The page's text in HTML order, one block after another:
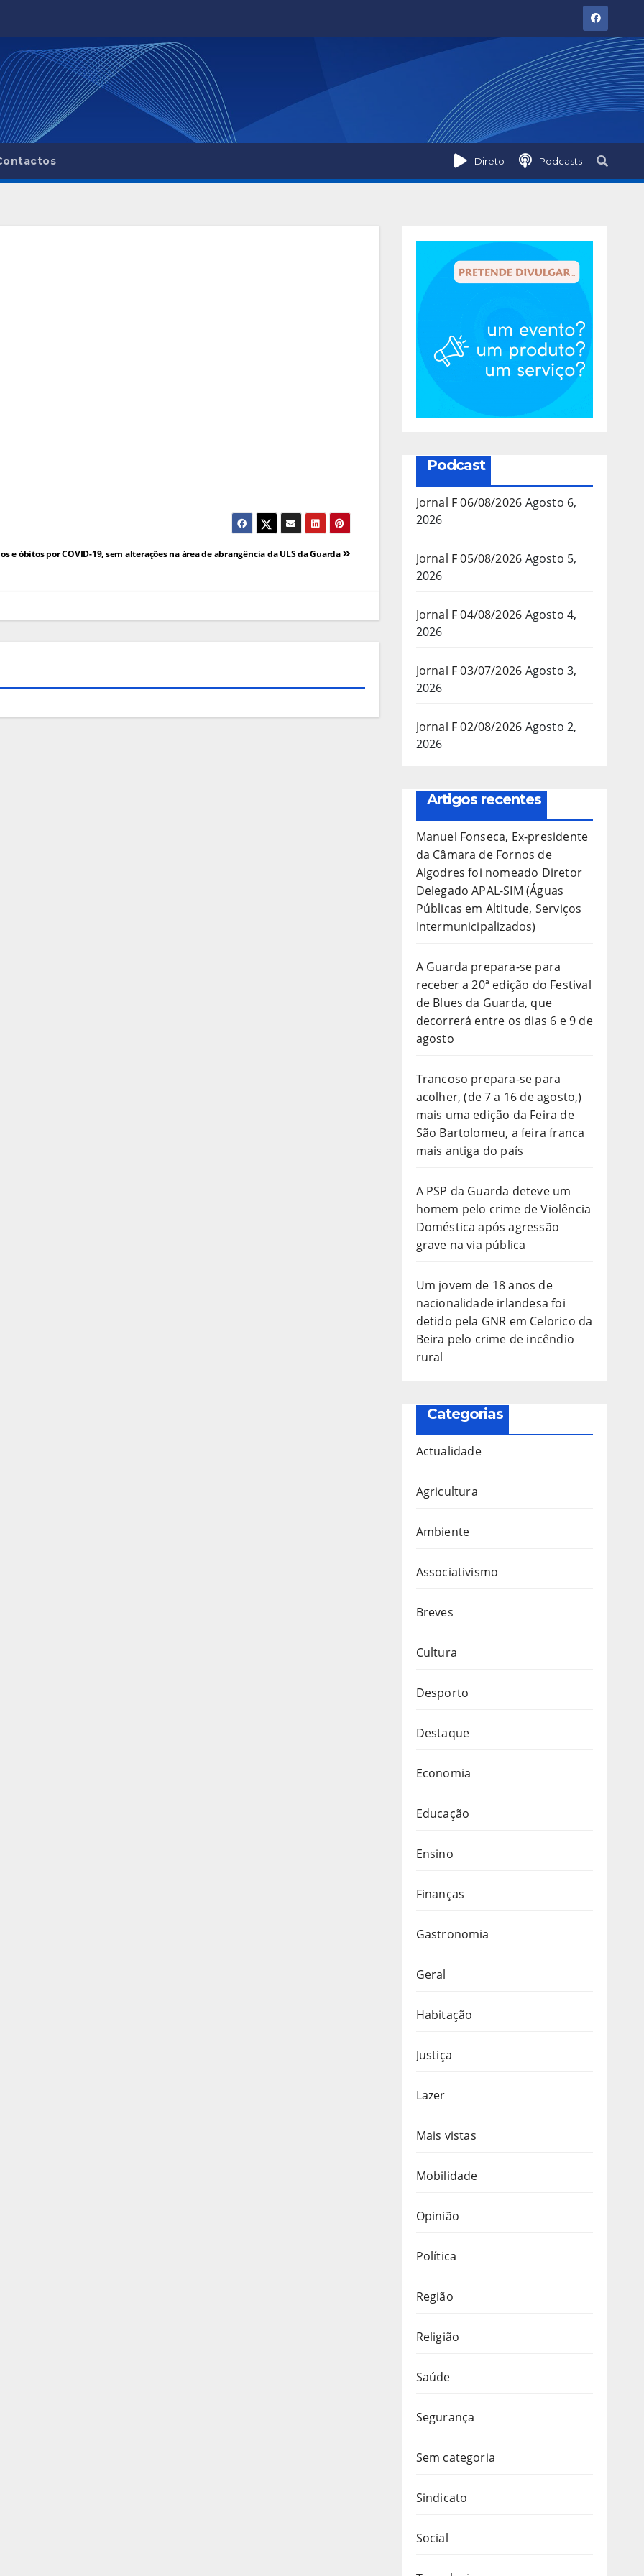
Direto Podcasts
e óbitos por COVID-19, sem alterações na área de abrangência da ULS da Guarda
Podcast
Jornal F 06/08/2026 Agosto 6,
2026
Jornal F 05/08/2026 Agosto 5,
2026
Jornal F 04/08/2026 Agosto 4,
2026
Jornal F 03/07/2026 Agosto 3,
2026
Jornal F 02/08/2026 Agosto 2,
2026
Artigos recentes
Manuel Fonseca, Ex-presidente
da Câmara de Fornos de
Algodres foi nomeado Diretor
Delegado APAL-SIM (Águas
Públicas em Altitude, Serviços
Intermunicipalizados)
A Guarda prepara-se para
receber a 20ª edição do Festival
de Blues da Guarda, que
decorrerá entre os dias 6 e 9 de
agosto
Trancoso prepara-se para
acolher, (de 7 a 16 de agosto,)
mais uma edição da Feira de
São Bartolomeu, a feira franca
mais antiga do país
A PSP da Guarda deteve um
homem pelo crime de Violência
Doméstica após agressão
grave na via pública
Um jovem de 18 anos de
nacionalidade irlandesa foi
detido pela GNR em Celorico da
Beira pelo crime de incêndio
rural
Categorias
Actualidade
Agricultura
Ambiente
Associativismo
Breves
Cultura
Desporto
Destaque
Economia
Educação
Ensino
Finanças
Gastronomia
Geral
Habitação
Justiça
Lazer
Mais vistas
Mobilidade
Opinião
Política
Região
Religião
Saúde
Segurança
Sem categoria
Sindicato
Social